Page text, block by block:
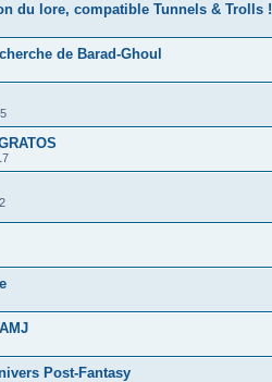
du lore, compatible Tunnels & Trolls !
de Barad-Ghoul
Post-Fantasy